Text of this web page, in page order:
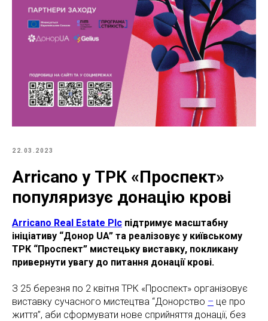
22.03.2023
Arricano у ТРК «Проспект»
популяризує донацію крові
Arricano Real Estate Plc підтримує масштабну
ініціативу “Донор UA” та реалізовує у київському
ТРК “Проспект” мистецьку виставку, покликану
привернути увагу до питання донації крові.
З 25 березня по 2 квітня ТРК «Проспект» організовує
виставку сучасного мистецтва “Донорство – це про
життя”, аби сформувати нове сприйняття донації, без